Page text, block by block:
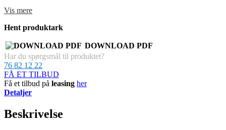
Vis mere
Hent produktark
DOWNLOAD PDF
Har du spørgsmål til produktet?
76 82 12 22
FÅ ET TILBUD
Få et tilbud på leasing her
Detaljer
Beskrivelse